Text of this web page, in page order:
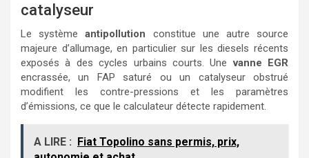
catalyseur
Le systèmeantipollution constitue une autre source
majeure d’allumage, en particulier sur les diesels récents
exposés à des cycles urbains courts. Unevanne EGR
encrassée, un FAP saturé ou un catalyseur obstrué
modifient les contre-pressions et les paramètres
d’émissions, ce que le calculateur détecte rapidement.
A LIRE : Fiat Topolino sans permis, prix,